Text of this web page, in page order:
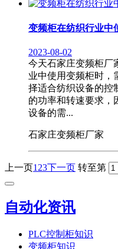
变频柜在纺织行业中
2023-08-02
今天石家庄变频柜厂
业中使用变频柜时，
择适合纺织设备的控
的功率和转速要求，
设备的需...
石家庄变频柜厂家
上一页 123 下一页 转至第
自动化资讯
PLC控制柜知识
变频柜知识